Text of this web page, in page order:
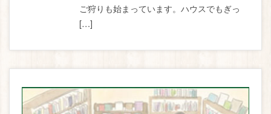
ご狩りも始まっています。ハウスでもぎっ
[…]